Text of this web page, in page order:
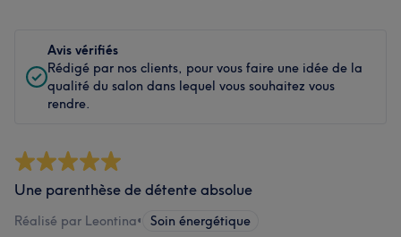
Avis vérifiés
Rédigé par nos clients, pour vous faire une idée de la
qualité du salon dans lequel vous souhaitez vous
rendre.
Une parenthèse de détente absolue
Réalisé par Leontina• Soin énergétique